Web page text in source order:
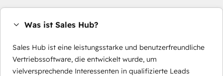
Was ist Sales Hub?
Sales Hub ist eine leistungsstarke und benutzerfreundliche
Vertriebssoftware, die entwickelt wurde, um
vielversprechende Interessenten in qualifizierte Leads